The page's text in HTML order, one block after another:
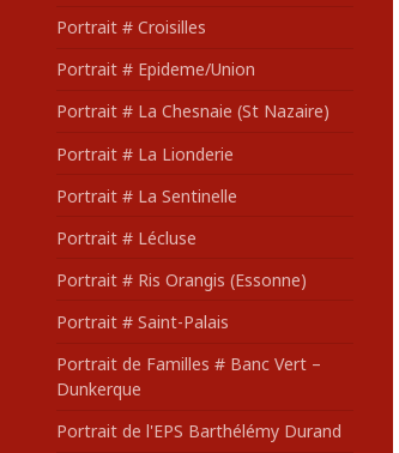
Portrait # Croisilles
Portrait # Epideme/Union
Portrait # La Chesnaie (St Nazaire)
Portrait # La Lionderie
Portrait # La Sentinelle
Portrait # Lécluse
Portrait # Ris Orangis (Essonne)
Portrait # Saint-Palais
Portrait de Familles # Banc Vert –
Dunkerque
Portrait de l'EPS Barthélémy Durand